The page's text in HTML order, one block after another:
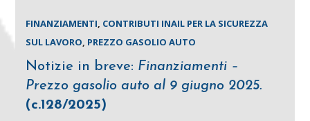
FINANZIAMENTI, CONTRIBUTI INAIL PER LA SICUREZZA
SUL LAVORO, PREZZO GASOLIO AUTO
Notizie in breve: Finanziamenti –
Prezzo gasolio auto al 9 giugno 2025.
(c.128/2025)